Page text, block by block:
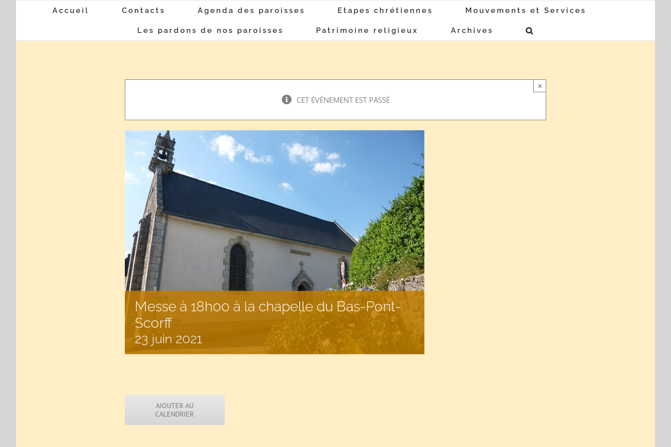
Accueil Contacts Agenda des paroisses Etapes chrétiennes Mouvements et Services
Les pardons de nos paroisses Patrimoine religieux Archives
CET ÉVÈNEMENT EST PASSÉ
×
Messe à 18h00 à la chapelle du Bas-Pont-
Scorff
23 juin 2021
AJOUTER AU
CALENDRIER